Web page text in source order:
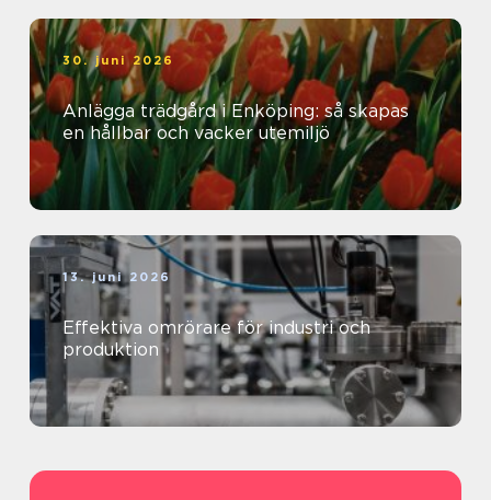
30. juni 2026
Anlägga trädgård i Enköping: så skapas
en hållbar och vacker utemiljö
13. juni 2026
Effektiva omrörare för industri och
produktion